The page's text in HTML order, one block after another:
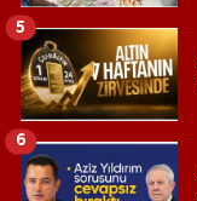
5
6